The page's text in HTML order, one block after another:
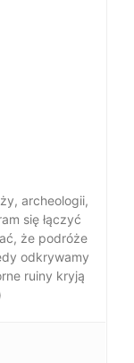
archeologii,
się łączyć
że podróże
odkrywamy
ruiny kryją